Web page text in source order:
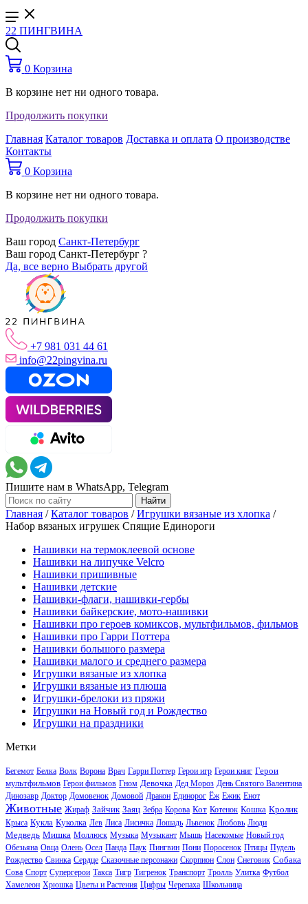
22 ПИНГВИНА
0 Корзина
В корзине нет ни одного товара.
Продолжить покупки
Главная Каталог товаров Доставка и оплата О производстве
Контакты
0 Корзина
В корзине нет ни одного товара.
Продолжить покупки
Ваш город Санкт-Петербург
Ваш город Санкт-Петербург ?
Да, все верно Выбрать другой
+7 981 031 44 61
info@22pingvina.ru
Пишите нам в WhatsApp, Telegram
Главная /Каталог товаров /Игрушки вязаные из хлопка /
Набор вязаных игрушек Спящие Единороги
Нашивки на термоклеевой основе
Нашивки на липучке Velcro
Нашивки пришивные
Нашивки детские
Нашивки-флаги, нашивки-гербы
Нашивки байкерские, мото-нашивки
Нашивки про героев комиксов, мультфильмов, фильмов
Нашивки про Гарри Поттера
Нашивки большого размера
Нашивки малого и среднего размера
Игрушки вязаные из хлопка
Игрушки вязаные из плюша
Игрушки-брелоки из пряжи
Игрушки на Новый год и Рождество
Игрушки на праздники
Метки
Бегемот Белка Волк Ворона Врач Гарри Поттер Герои игр Герои книг Герои
мультфильмов Герои фильмов Гном Девочка Дед Мороз День Святого Валентина
Динозавр Доктор Домовенок Домовой Дракон Единорог Ёж Ежик Енот
Животные Жираф Зайчик Заяц Зебра Корова Кот Котенок Кошка Кролик
Крыса Кукла Куколка Лев Лиса Лисичка Лошадь Львенок Любовь Люди
Медведь Мишка Моллюск Музыка Музыкант Мышь Насекомые Новый год
Обезьяна Овца Олень Осел Панда Паук Пингвин Пони Поросенок Птицы Пудель
Рождество Свинка Сердце Сказочные персонажи Скорпион Слон Снеговик Собака
Сова Спорт Супергерои Такса Тигр Тигренок Транспорт Тролль Улитка Футбол
Хамелеон Хрюшка Цветы и Растения Цифры Черепаха Школьница